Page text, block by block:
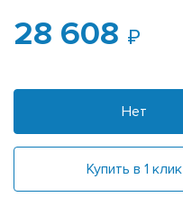
28 608
Нет
Купить в 1 клик